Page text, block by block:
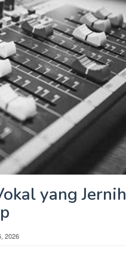
yang Jernih
2026